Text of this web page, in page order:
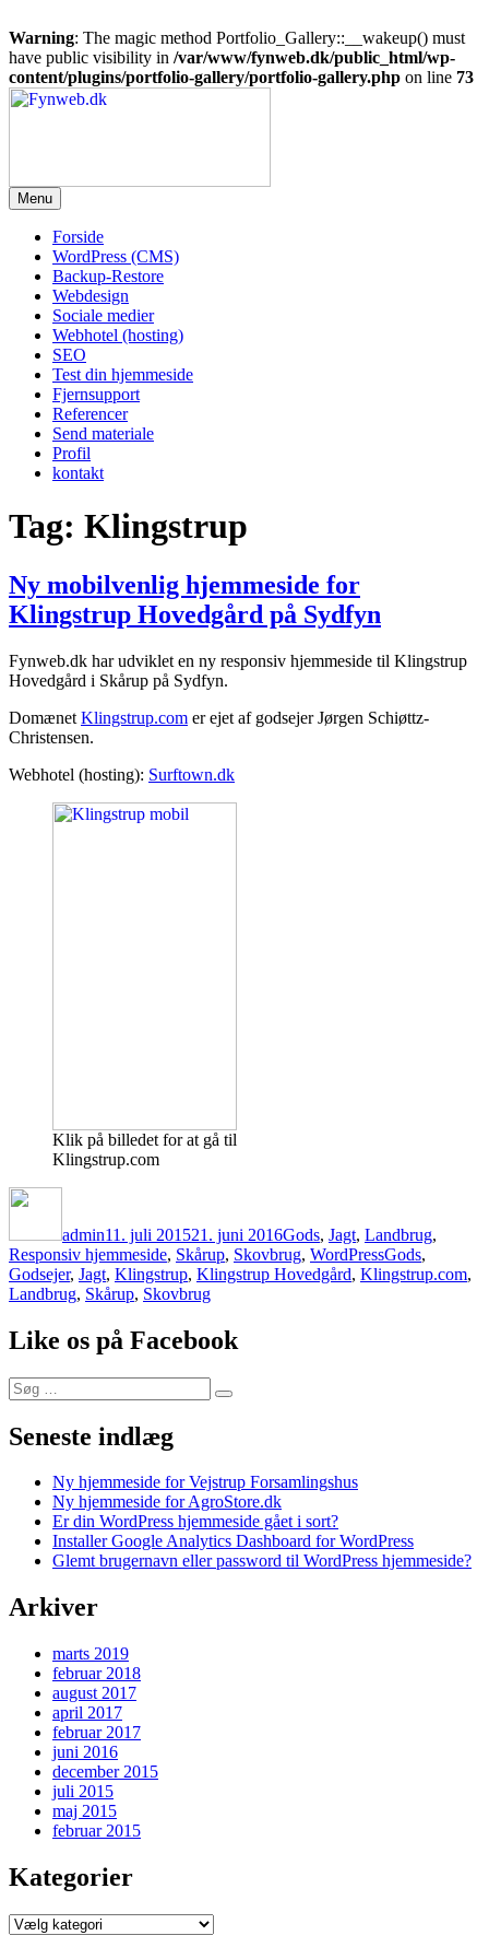
Warning: The magic method Portfolio_Gallery::__wakeup() must
have public visibility in /var/www/fynweb.dk/public_html/wp-
content/plugins/portfolio-gallery/portfolio-gallery.php on line 73
Videre
Fynweb.dk
Menu
Forside
WordPress (CMS)
Backup-Restore
Webdesign
Sociale medier
Webhotel (hosting)
SEO
Test din hjemmeside
Fjernsupport
Referencer
Send materiale
Profil
kontakt
Tag: Klingstrup
Ny mobilvenlig hjemmeside for
Klingstrup Hovedgård på Sydfyn
Fynweb.dk har udviklet en ny responsiv hjemmeside til Klingstrup
Hovedgård i Skårup på Sydfyn.
Domænet Klingstrup.com er ejet af godsejer Jørgen Schiøttz-
Christensen.
Webhotel (hosting): Surftown.dk
Klik på billedet for at gå til
Klingstrup.com
admin11. juli 201521. juni 2016Gods, Jagt, Landbrug,
Responsiv hjemmeside, Skårup, Skovbrug, WordPressTags
Gods,
Godsejer, Jagt, Klingstrup, Klingstrup Hovedgård, Klingstrup.com,
Landbrug, Skårup, Skovbrug
Like os på Facebook
Søg
efter:
Søg
Seneste indlæg
Ny hjemmeside for Vejstrup Forsamlingshus
Ny hjemmeside for AgroStore.dk
Er din WordPress hjemmeside gået i sort?
Installer Google Analytics Dashboard for WordPress
Glemt brugernavn eller password til WordPress hjemmeside?
Arkiver
marts 2019
februar 2018
august 2017
april 2017
februar 2017
juni 2016
december 2015
juli 2015
maj 2015
februar 2015
Kategorier
Kategorier